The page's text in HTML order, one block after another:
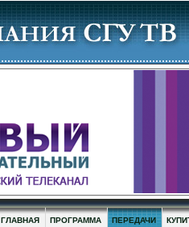
ГЛАВНАЯ ПРОГРАММА ПЕРЕДАЧИ